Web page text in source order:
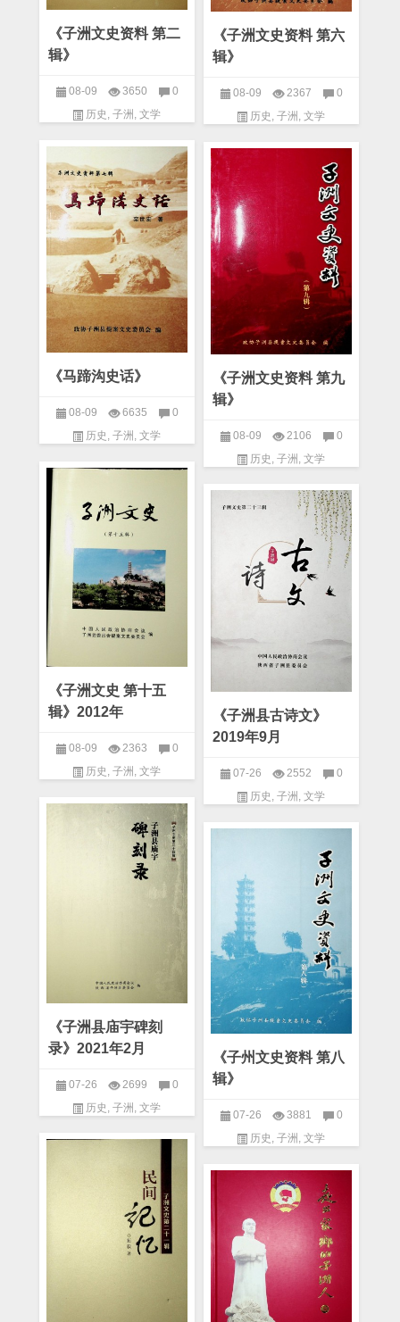
《子洲文史资料 第二
辑》
08-09 3650
0
历史 ,子洲 ,文学
《子洲文史资料 第六
辑》
08-09 2367
0
历史 ,子洲 ,文学
《马蹄沟史话》
08-09 6635
0
历史 ,子洲 ,文学
《子洲文史资料 第九
辑》
08-09 2106
0
历史 ,子洲 ,文学
《子洲文史 第十五
辑》2012年
08-09 2363
0
历史 ,子洲 ,文学
《子洲县古诗文》
2019年9月
07-26 2552
0
历史 ,子洲 ,文学
《子洲县庙宇碑刻
录》2021年2月
07-26 2699
0
历史 ,子洲 ,文学
《子州文史资料 第八
辑》
07-26 3881
0
历史 ,子洲 ,文学